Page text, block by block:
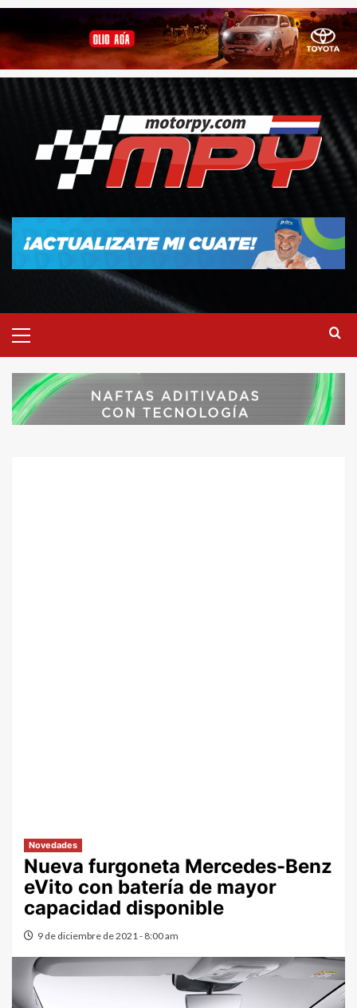
Novedades
Nueva furgoneta Mercedes-Benz
eVito con batería de mayor
capacidad disponible
9 de diciembre de 2021 - 8:00 am